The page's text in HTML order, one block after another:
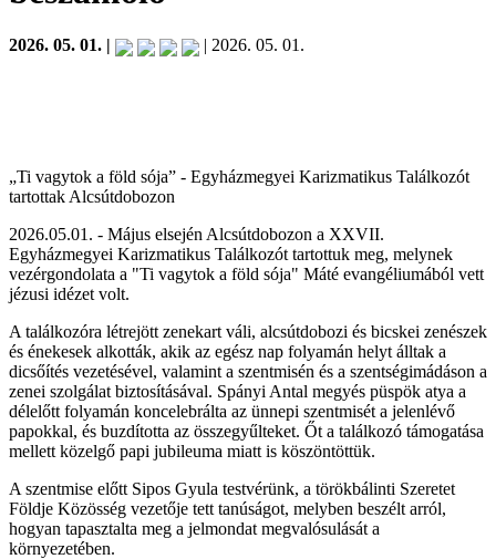
2026. 05. 01. | | 2026. 05. 01.
„Ti vagytok a föld sója” - Egyházmegyei Karizmatikus Találkozót
tartottak Alcsútdobozon
2026.05.01. - Május elsején Alcsútdobozon a XXVII.
Egyházmegyei Karizmatikus Találkozót tartottuk meg, melynek
vezérgondolata a "Ti vagytok a föld sója" Máté evangéliumából vett
jézusi idézet volt.
A találkozóra létrejött zenekart váli, alcsútdobozi és bicskei zenészek
és énekesek alkották, akik az egész nap folyamán helyt álltak a
dicsőítés vezetésével, valamint a szentmisén és a szentségimádáson a
zenei szolgálat biztosításával. Spányi Antal megyés püspök atya a
délelőtt folyamán koncelebrálta az ünnepi szentmisét a jelenlévő
papokkal, és buzdította az összegyűlteket. Őt a találkozó támogatása
mellett közelgő papi jubileuma miatt is köszöntöttük.
A szentmise előtt Sipos Gyula testvérünk, a törökbálinti Szeretet
Földje Közösség vezetője tett tanúságot, melyben beszélt arról,
hogyan tapasztalta meg a jelmondat megvalósulását a
környezetében.